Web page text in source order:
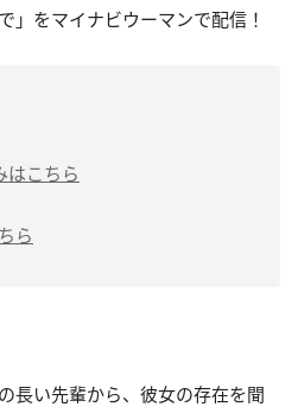
」をマイナビウーマンで配信！
はこちら
ら
長い先輩から、彼女の存在を聞